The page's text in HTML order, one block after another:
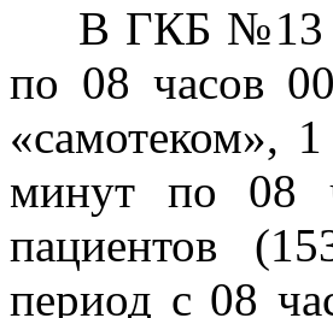
В ГКБ №13
по 08 часов
«самотеком»,
минут по 08
пациентов
период с 08